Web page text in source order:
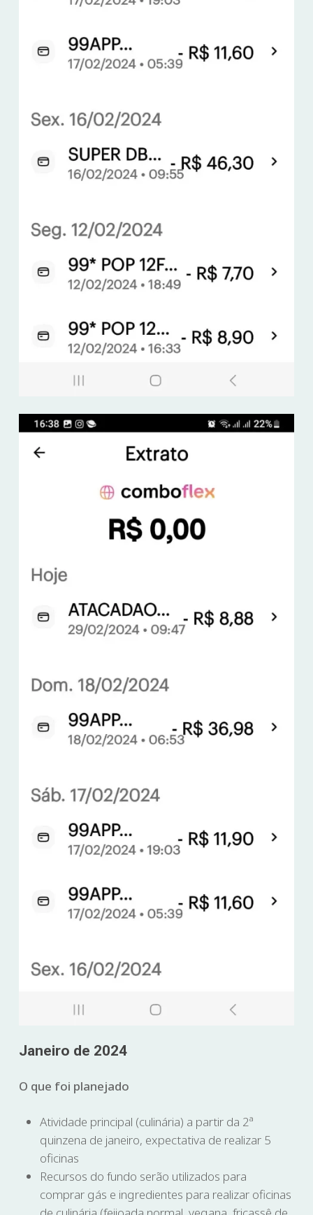
Janeiro de 2024
O que foi planejado
Atividade principal (culinária) a partir da 2ª
quinzena de janeiro, expectativa de realizar 5
oficinas
Recursos do fundo serão utilizados para
comprar gás e ingredientes para realizar oficinas